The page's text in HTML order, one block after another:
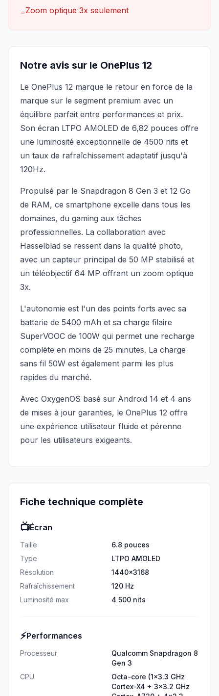
−Zoom optique 3x seulement
Notre avis sur le OnePlus 12
Le OnePlus 12 marque le retour en force de la
marque sur le segment premium avec un
équilibre parfait entre performances et prix.
Son écran LTPO AMOLED de 6,82 pouces offre
une luminosité exceptionnelle de 4500 nits et
un taux de rafraîchissement adaptatif jusqu'à
120Hz.
Propulsé par le Snapdragon 8 Gen 3 et 12 Go
de RAM, ce smartphone excelle dans tous les
domaines, du gaming aux tâches
professionnelles. La collaboration avec
Hasselblad se ressent dans la qualité photo,
avec un capteur principal de 50 MP stabilisé et
un téléobjectif 64 MP offrant un zoom optique
3x.
L'autonomie est l'un des points forts avec sa
batterie de 5400 mAh et sa charge filaire
SuperVOOC de 100W qui permet une recharge
complète en moins de 25 minutes. La charge
sans fil 50W est également parmi les plus
rapides du marché.
Avec OxygenOS basé sur Android 14 et 4 ans
de mises à jour garanties, le OnePlus 12 offre
une expérience utilisateur fluide et pérenne
pour les utilisateurs exigeants.
Fiche technique complète
📺Écran
Taille
6.8 pouces
Type
LTPO AMOLED
Résolution
1440x3168
Rafraîchissement
120 Hz
Luminosité max
4 500 nits
⚡Performances
Processeur
Qualcomm Snapdragon 8
Gen 3
CPU
Octa-core (1x3.3 GHz
Cortex-X4 + 3x3.2 GHz